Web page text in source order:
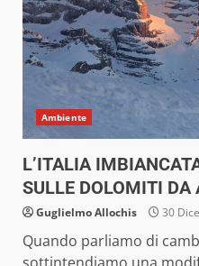
Ambiente
L’ITALIA
SULLE DOLOMITI
Guglielmo Allochis 30
Quando parliamo di